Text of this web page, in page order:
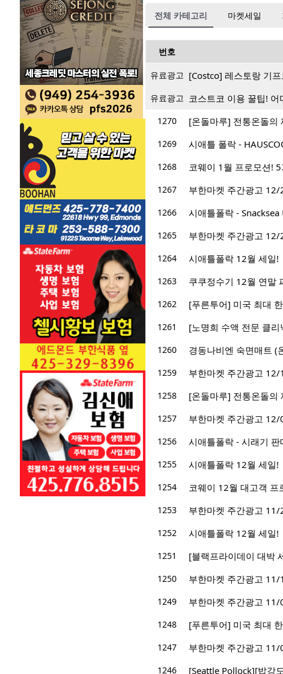
전체 카테고리 마켓세일
번호
유료광고 [Costco] 레스토랑 기
유료광고 코스트코 이용 꿀팁! 어
1270
[온돌마루] 전통온돌의
1269
시애틀 폴락 -
1268
코웨이 1월 프로모션!
1267
부한마켓 주간광고
1266
시애틀폴락 -
1265
부한마켓 주간광고
1264
시애틀폴락 12월 세일!
1263
쿠쿠정수기 12월 연말
1262
[푸른투어] 미국 최대
1261
[노명희 수액 전문 클
1260
경동나비엔 숙면매트 (
1259
부한마켓 주간광고
1258
[온돌마루] 전통온돌의
1257
부한마켓 주간광고
1256
시애틀폴락 - 시래기 판
1255
시애틀폴락 12월 세일!
1254
코웨이 12월 대고객 프
1253
부한마켓 주간광고
1252
시애틀폴락 12월 세일!
1251
[블랙프라이데이 대박
1250
부한마켓 주간광고
1249
부한마켓 주간광고
1248
[푸른투어] 미국 최대
1247
부한마켓 주간광고
1246
[Seattle Pollock][밥강